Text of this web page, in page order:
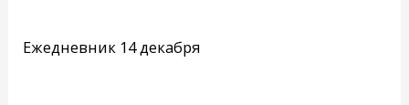
Ежедневник 14 декабря